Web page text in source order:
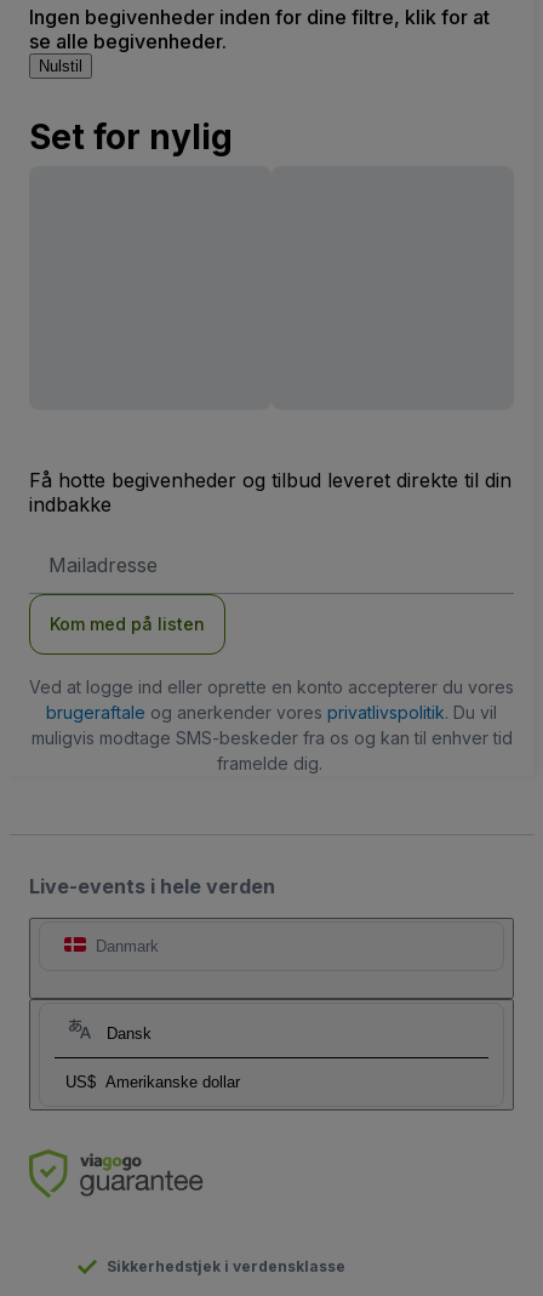
Ingen begivenheder inden for dine filtre, klik for at
se alle begivenheder.
Nulstil
Set for nylig
Få hotte begivenheder og tilbud leveret direkte til din
indbakke
adresse
Kom med på listen
Ved at logge ind eller oprette en konto accepterer du vores
brugeraftale og anerkender vores privatlivspolitik. Du vil
muligvis modtage SMS-beskeder fra os og kan til enhver tid
framelde dig.
Live-events i hele verden
Danmark
Dansk
US$ Amerikanske dollar
Sikkerhedstjek i verdensklasse